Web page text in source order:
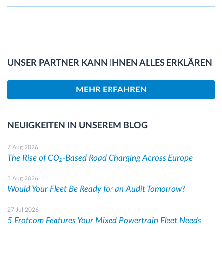
UNSER PARTNER KANN IHNEN ALLES ERKLÄREN
MEHR ERFAHREN
NEUIGKEITEN IN UNSEREM BLOG
7 Aug 2026
The Rise of CO₂-Based Road Charging Across Europe
3 Aug 2026
Would Your Fleet Be Ready for an Audit Tomorrow?
27 Jul 2026
5 Frotcom Features Your Mixed Powertrain Fleet Needs